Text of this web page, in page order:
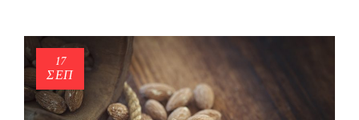
17
ΣΕΠ